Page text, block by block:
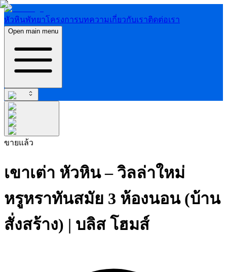
หัวหินพัทยาโครงการบทความเกี่ยวกับเราติดต่อเรา
Open main menu
ขายแล้ว
เขาเต่า หัวหิน – วิลล่าใหม่
หรูหราทันสมัย 3 ห้องนอน (บ้าน
สั่งสร้าง) | บลิส โฮมส์